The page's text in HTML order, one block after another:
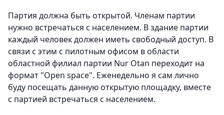
Партия должна быть открытой. Членам партии
нужно встречаться с населением. В здание партии
каждый человек должен иметь свободный доступ. В
связи с этим с пилотным офисом в области
областной филиал партии Nur Otan переходит на
формат "Open space". Еженедельно я сам лично
буду посещать данную открытую площадку, вместе
с партией встречаться с населением.